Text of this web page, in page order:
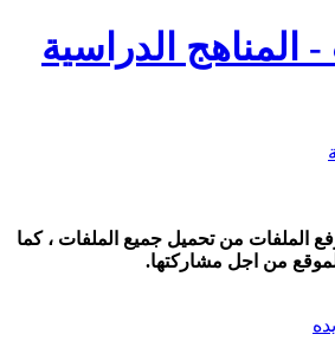
المناهج الدراسية
الملفات من تحميل جميع الملفات ، كما
من اجل مشاركتها.